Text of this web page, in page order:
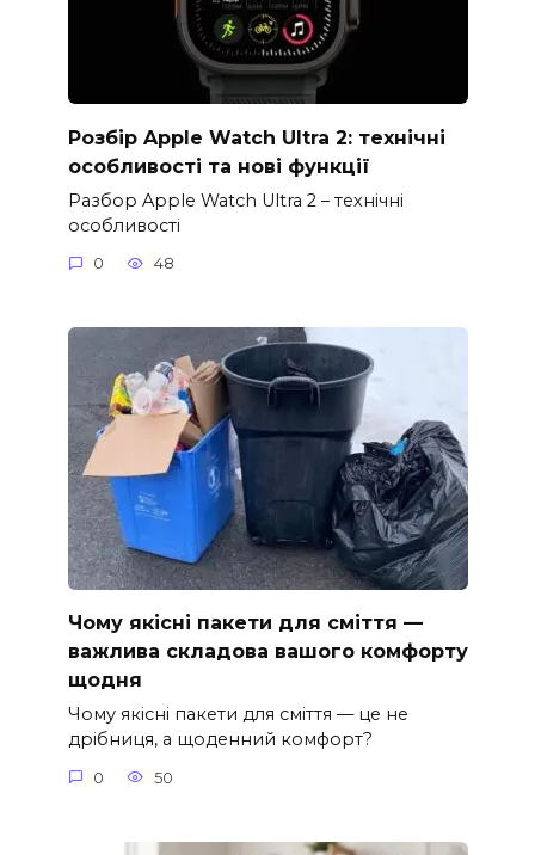
Розбір Apple Watch Ultra 2: технічні
особливості та нові функції
Разбор Apple Watch Ultra 2 – технічні
особливості
0 48
Чому якісні пакети для сміття —
важлива складова вашого комфорту
щодня
Чому якісні пакети для сміття — це не
дрібниця, а щоденний комфорт?
0 50